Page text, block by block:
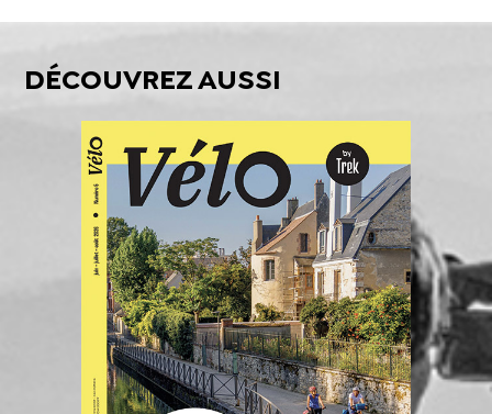
DÉCOUVREZ AUSSI